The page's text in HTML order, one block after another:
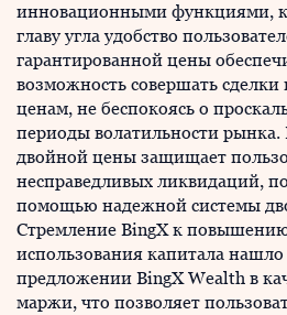
инновационными функциями,
главу угла удобство
гарантированной цены
возможность совершать
ценам, не беспокоясь о
периоды волатильности
двойной цены защищает
несправедливых ликвидаций,
помощью надежной системы
Стремление BingX к
использования капитала
предложении BingX Wealth в
маржи, что позволяет